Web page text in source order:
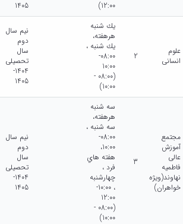
12:00)
1405
علوم
انسانی
2
يك شنبه
هرهفته،
يك شنبه ،
08:00-
10:00
(08:00 -
10:00)
نیم سال
دوم
سال
تحصیلی
1404-
1405
مجتمع
آموزش
عالی
فاطمیه
نهاوند(ویژه
خواهران)
3
سه شنبه
هرهفته،
سه شنبه ،
08:00-
10:00،
هفته هاي
فرد ،
چهارشنبه
، 10:00-
12:00
(08:00 -
10:00)
نیم سال
دوم
سال
تحصیلی
1404-
1405